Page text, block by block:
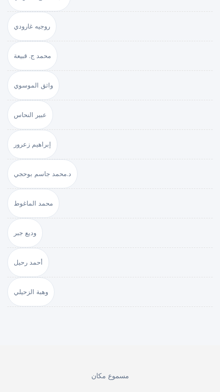
روجيه غارودي
محمد ج. قبيعة
واثق الموسوي
عبير النحاس
إبراهيم زعرور
د.محمد جاسم بوحجي
محمد الماغوط
وديع جبر
أحمد رحيل
وهبة الزحيلي
مسموع مكان